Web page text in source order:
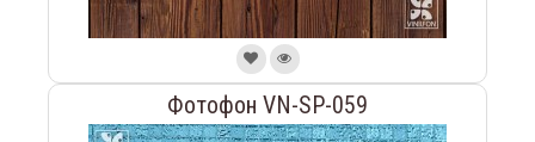
Фотофон VN-SP-059